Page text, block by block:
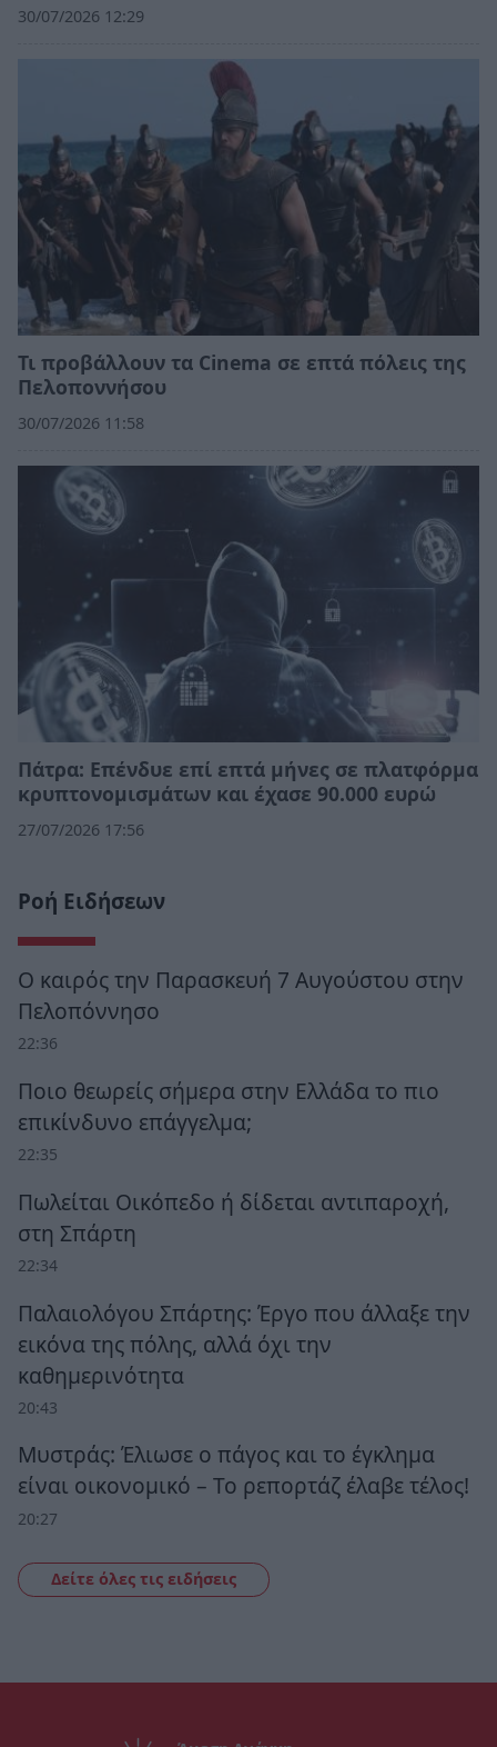
30/07/2026 12:29
Τι προβάλλουν τα Cinema σε επτά πόλεις της
Πελοποννήσου
30/07/2026 11:58
Πάτρα: Επένδυε επί επτά μήνες σε πλατφόρμα
κρυπτονομισμάτων και έχασε 90.000 ευρώ
27/07/2026 17:56
Ροή Ειδήσεων
Ο καιρός την Παρασκευή 7 Αυγούστου στην
Πελοπόννησο
22:36
Ποιο θεωρείς σήμερα στην Ελλάδα το πιο
επικίνδυνο επάγγελμα;
22:35
Πωλείται Οικόπεδο ή δίδεται αντιπαροχή,
στη Σπάρτη
22:34
Παλαιολόγου Σπάρτης: Έργο που άλλαξε την
εικόνα της πόλης, αλλά όχι την
καθημερινότητα
20:43
Μυστράς: Έλιωσε ο πάγος και το έγκλημα
είναι οικονομικό – Το ρεπορτάζ έλαβε τέλος!
20:27
Δείτε όλες τις ειδήσεις